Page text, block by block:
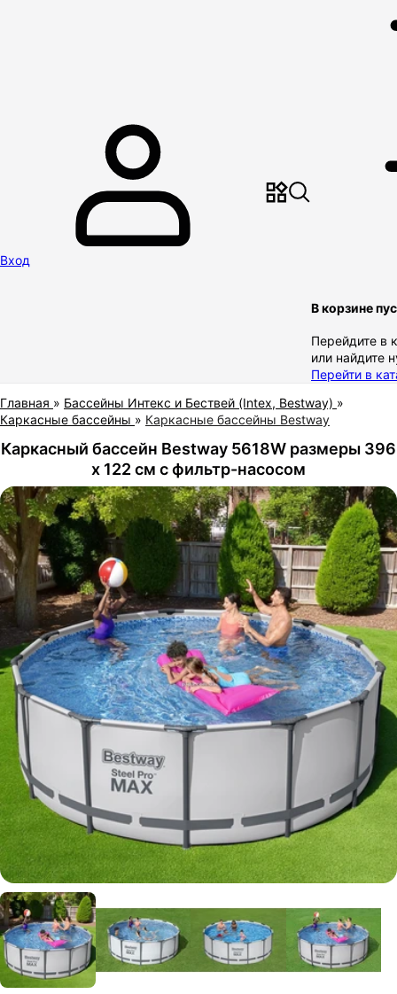
Вход
В корзине
Перейдите в
или найдите
Перейти в
Главная » Бассейны Интекс и Бествей (Intex, Bestway) »
Каркасные бассейны » Каркасные бассейны Bestway
Каркасный бассейн Bestway 5618W размеры 396
х 122 см с фильтр-насосом